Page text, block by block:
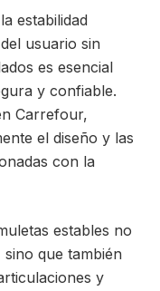
estabilidad
usuario sin
es esencial
y confiable.
Carrefour,
el diseño y las
con la
estables no
que también
y